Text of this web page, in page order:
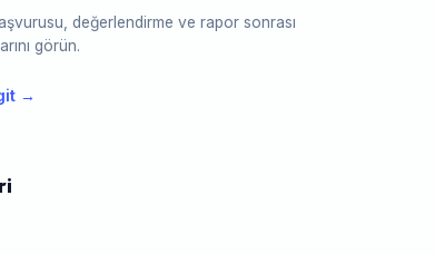
değerlendirme ve rapor sonrası
görün.
→